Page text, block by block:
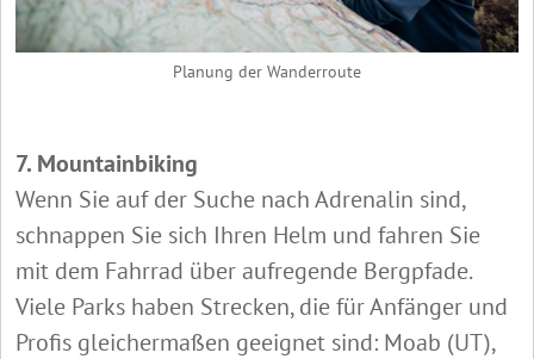
Planung der Wanderroute
7. Mountainbiking
Wenn Sie auf der Suche nach Adrenalin sind,
schnappen Sie sich Ihren Helm und fahren Sie
mit dem Fahrrad über aufregende Bergpfade.
Viele Parks haben Strecken, die für Anfänger und
Profis gleichermaßen geeignet sind: Moab (UT),